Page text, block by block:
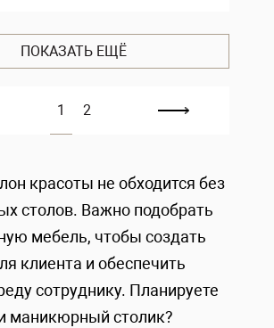
ПОКАЗАТЬ ЕЩЁ
1 2
красоты не обходится без
столов. Важно подобрать
мебель, чтобы создать
клиента и обеспечить
сотруднику. Планируете
маникюрный столик?